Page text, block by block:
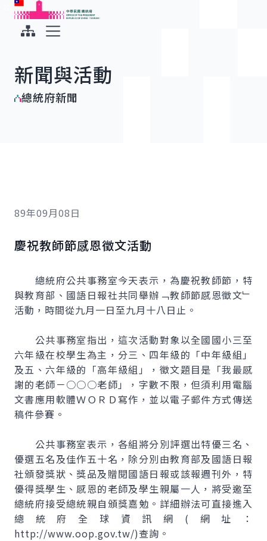
跳到主要內容
中華民國總統府
新聞與活動
總統府新聞
89年09月08日
慶祝教師節感恩徵文活動
總統府公共事務室今天表示，為慶祝教師節，特
與教育部、國語日報社共同舉辦﹁教師節感恩徵文﹂
活動，時間從九月一日至九月十八日止。
公共事務室指出，這次活動對象以全國國小三至
六年級在校學生為主，分三、四年級的「中年級組」
及五、六年級的「高年級組」，徵文題目是「我最感
謝的老師－○○○老師」，字數不限，但須利用電腦
文書應用軟體ＷＯＲＤ寫作，並以電子郵件方式傳送
稿件參賽。
公共事務室表示，各組將分別評選出特優三名、
優選五名及佳作五十名，除分別由教育部及國語日報
社頒發獎狀、獎品及贈閱國語日報或該報週刊外，特
優得獎學生、感恩的老師及學生親屬一人，將受邀至
總統府接受總統親自頒獎嘉勉。詳細辦法可直接進入
總統府全球資訊網(網址：
http://www.oop.gov.tw/)查詢。